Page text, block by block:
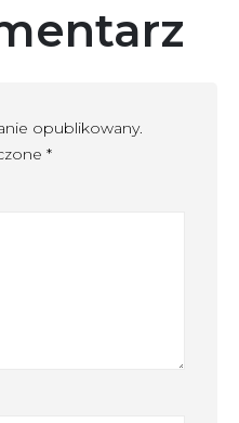
opublikowany.
*